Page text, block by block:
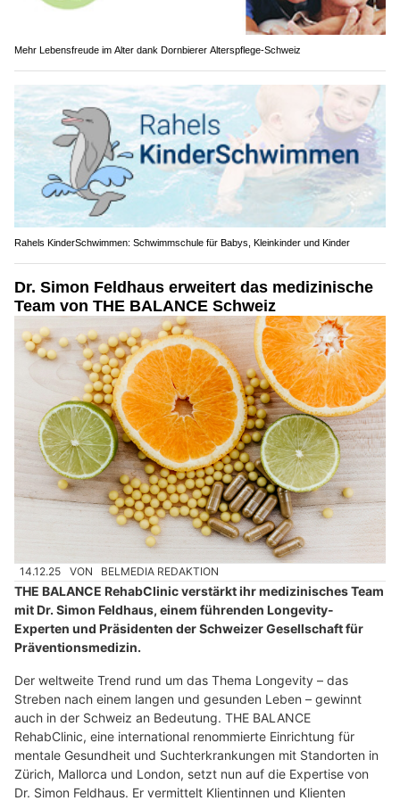
Mehr Lebensfreude im Alter dank Dornbierer Alterspflege-Schweiz
Rahels KinderSchwimmen: Schwimmschule für Babys, Kleinkinder und Kinder
Dr. Simon Feldhaus erweitert das medizinische
Team von THE BALANCE Schweiz
14.12.25 VON BELMEDIA REDAKTION
THE BALANCE RehabClinic verstärkt ihr medizinisches Team
mit Dr. Simon Feldhaus, einem führenden Longevity-
Experten und Präsidenten der Schweizer Gesellschaft für
Präventionsmedizin.
Der weltweite Trend rund um das Thema Longevity – das
Streben nach einem langen und gesunden Leben – gewinnt
auch in der Schweiz an Bedeutung. THE BALANCE
RehabClinic, eine international renommierte Einrichtung für
mentale Gesundheit und Suchterkrankungen mit Standorten in
Zürich, Mallorca und London, setzt nun auf die Expertise von
Dr. Simon Feldhaus. Er vermittelt Klientinnen und Klienten